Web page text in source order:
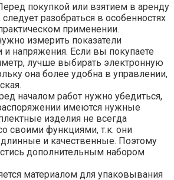
покупкой или взятием в аренду
следует разобраться в особенностях
применении.
измерить показатели
и напряжения. Если вы покупаете
лучше выбирать электронную
она более удобна в управлении,
началом работ нужно убедиться,
имеются нужные
изделия не всегда
своими функциями, т.к. они
длинные и качественные. Поэтому
дополнительным набором
материалом для упаковывания